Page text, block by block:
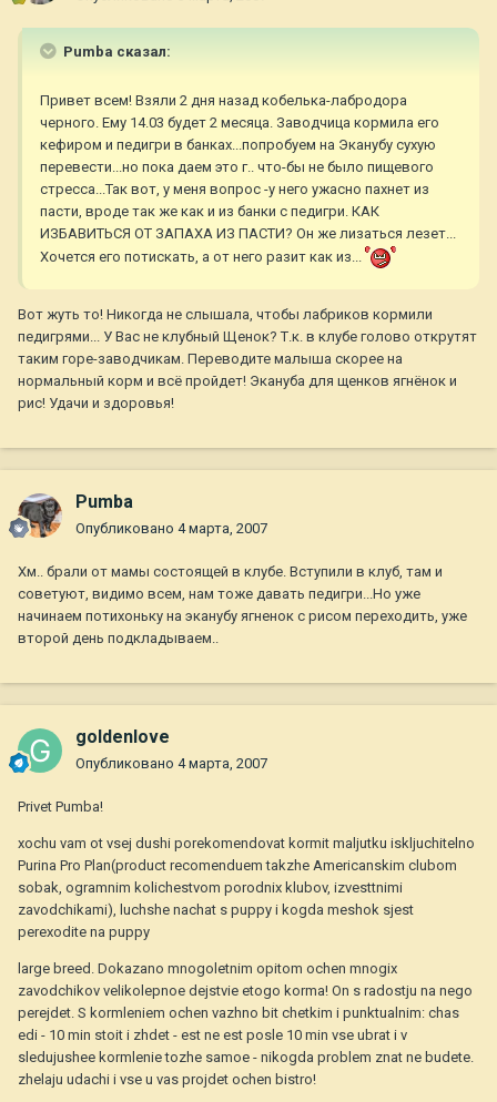
Pumba сказал:
Привет всем! Взяли 2 дня назад кобелька-лабродора
черного. Ему 14.03 будет 2 месяца. Заводчица кормила его
кефиром и педигри в банках...попробуем на Эканубу сухую
перевести...но пока даем это г.. что-бы не было пищевого
стресса...Так вот, у меня вопрос -у него ужасно пахнет из
пасти, вроде так же как и из банки с педигри. КАК
ИЗБАВИТЬСЯ ОТ ЗАПАХА ИЗ ПАСТИ? Он же лизаться лезет...
Хочется его потискать, а от него разит как из...
Вот жуть то! Никогда не слышала, чтобы лабриков кормили
педигрями... У Вас не клубный Щенок? Т.к. в клубе голово открутят
таким горе-заводчикам. Переводите малыша скорее на
нормальный корм и всё пройдет! Экануба для щенков ягнёнок и
рис! Удачи и здоровья!
Pumba
Опубликовано 4 марта, 2007
Хм.. брали от мамы состоящей в клубе. Вступили в клуб, там и
советуют, видимо всем, нам тоже давать педигри...Но уже
начинаем потихоньку на эканубу ягненок с рисом переходить, уже
второй день подкладываем..
goldenlove
Опубликовано 4 марта, 2007
Privet Pumba!
xochu vam ot vsej dushi porekomendovat kormit maljutku iskljuchitelno
Purina Pro Plan(product recomenduem takzhe Americanskim clubom
sobak, ogramnim kolichestvom porodnix klubov, izvesttnimi
zavodchikami), luchshe nachat s puppy i kogda meshok sjest
perexodite na puppy
large breed. Dokazano mnogoletnim opitom ochen mnogix
zavodchikov velikolepnoe dejstvie etogo korma! On s radostju na nego
perejdet. S kormleniem ochen vazhno bit chetkim i punktualnim: chas
edi - 10 min stoit i zhdet - est ne est posle 10 min vse ubrat i v
sledujushee kormlenie tozhe samoe - nikogda problem znat ne budete.
zhelaju udachi i vse u vas projdet ochen bistro!